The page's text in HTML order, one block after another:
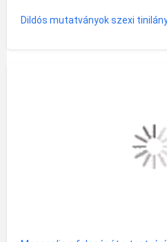
Dildós mutatványok szexi